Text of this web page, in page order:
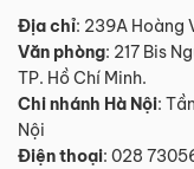
Địa chỉ: 239A Hoàng
Văn phòng: 217 Bis
TP. Hồ Chí Minh.
Chi nhánh Hà Nội:
Nội
Điện thoại: 028